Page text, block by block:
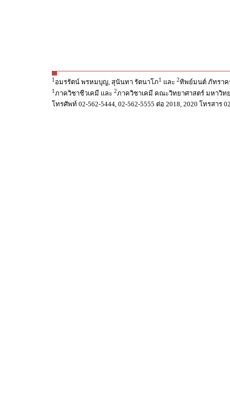
1 อมรรัตน์ พรหมบุญ, สุนันทา รัตนาโภ1 และ 2ทิพย์มนต์ ภัทราค
1ภาควิชาชีวเคมี และ 2ภาควิชาเคมี คณะวิทยาศาสตร์ มหาวิท
โทรศัพท์ 02-562-5444, 02-562-5555 ต่อ 2018, 2020 โทรสาร